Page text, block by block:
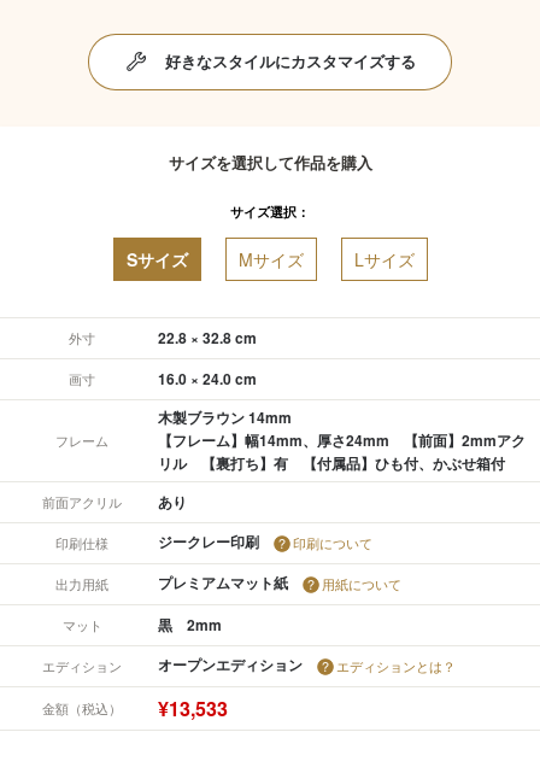
好きなスタイルにカスタマイズする
サイズを選択して作品を購入
サイズ選択：
Sサイズ Mサイズ Lサイズ
外寸 22.8 × 32.8 cm
画寸 16.0 × 24.0 cm
フレーム
木製ブラウン 14mm
【フレーム】幅14mm、厚さ24mm 【前面】2mmアク
リル 【裏打ち】有 【付属品】ひも付、かぶせ箱付
前面アクリル あり
印刷仕様 ジークレー印刷 印刷について
出力用紙 プレミアムマット紙 用紙について
マット 黒 2mm
エディション オープンエディション エディションとは？
金額（税込） ¥13,533